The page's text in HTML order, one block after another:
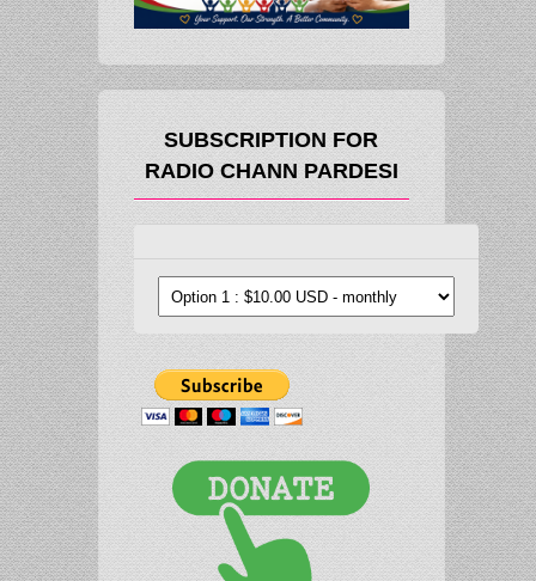
SUBSCRIPTION FOR
RADIO CHANN PARDESI